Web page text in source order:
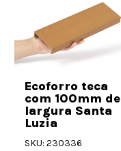
Ecoforro teca
com 100mm de
largura Santa
Luzia
SKU: 230336